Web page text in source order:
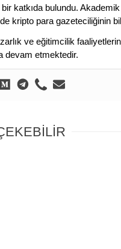
bir katkıda bulundu.
kripto para gazeteciliğinin
ve eğitimcilik
devam etmektedir.